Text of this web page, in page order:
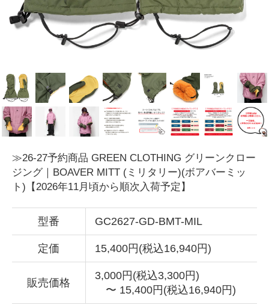
≫26-27予約商品 GREEN CLOTHING グリーンクロー
ジング｜BOAVER MITT (ミリタリー)(ボアバーミッ
ト)【2026年11月頃から順次入荷予定】
型番 GC2627-GD-BMT-MIL
定価 15,400円(税込16,940円)
販売価格
3,000円(税込3,300円)
〜 15,400円(税込16,940円)